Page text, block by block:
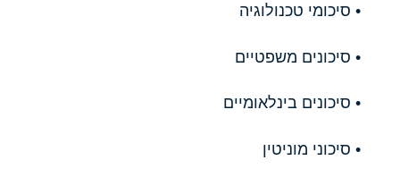
• סיכומי טכנולוגיה
• סיכונים משפטיים
• סיכונים בינלאומיים
• סיכוני מוניטין